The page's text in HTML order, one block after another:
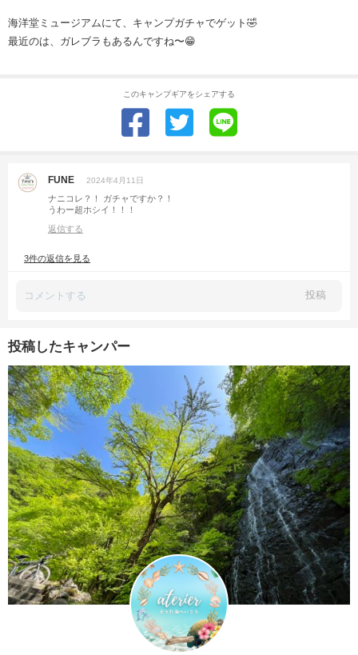
海洋堂ミュージアムにて、キャンプガチャでゲット🤣
最近のは、ガレブラもあるんですね〜😁
このキャンプギアをシェアする
FUNE 2024年4月11日
ナニコレ？！ ガチャですか？！
うわー超ホシイ！！！
返信する
3件の返信を見る
投稿
投稿したキャンパー